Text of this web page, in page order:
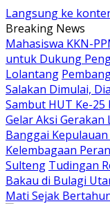
Langsung ke
Breaking News
Mahasiswa KKN-
untuk Dukung
Lolantang
Salakan Dimulai,
Sambut HUT Ke-
Gelar Aksi
Banggai
Kelembagaan
Sulteng Tudingan
Bakau di Bulagi
Mati Sejak